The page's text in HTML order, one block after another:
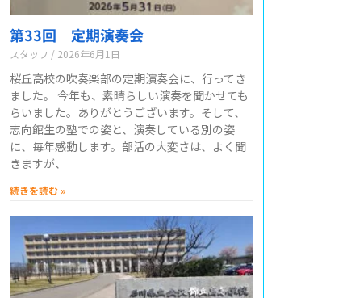
第33回 定期演奏会
スタッフ 2026年6月1日
桜丘高校の吹奏楽部の定期演奏会に、行ってき
ました。 今年も、素晴らしい演奏を聞かせても
らいました。ありがとうございます。そして、
志向館生の塾での姿と、演奏している別の姿
に、毎年感動します。部活の大変さは、よく聞
きますが、
続きを読む »